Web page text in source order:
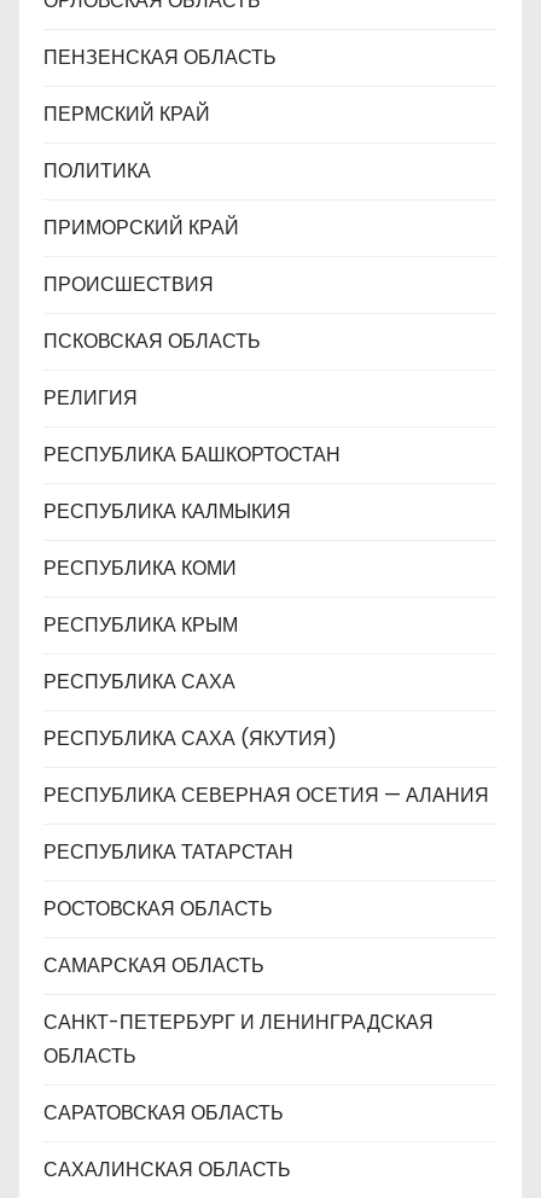
ПЕНЗЕНСКАЯ ОБЛАСТЬ
ПЕРМСКИЙ КРАЙ
ПОЛИТИКА
ПРИМОРСКИЙ КРАЙ
ПРОИСШЕСТВИЯ
ПСКОВСКАЯ ОБЛАСТЬ
РЕЛИГИЯ
РЕСПУБЛИКА БАШКОРТОСТАН
РЕСПУБЛИКА КАЛМЫКИЯ
РЕСПУБЛИКА КОМИ
РЕСПУБЛИКА КРЫМ
РЕСПУБЛИКА САХА
РЕСПУБЛИКА САХА (ЯКУТИЯ)
РЕСПУБЛИКА СЕВЕРНАЯ ОСЕТИЯ — АЛАНИЯ
РЕСПУБЛИКА ТАТАРСТАН
РОСТОВСКАЯ ОБЛАСТЬ
САМАРСКАЯ ОБЛАСТЬ
САНКТ-ПЕТЕРБУРГ И ЛЕНИНГРАДСКАЯ
ОБЛАСТЬ
САРАТОВСКАЯ ОБЛАСТЬ
САХАЛИНСКАЯ ОБЛАСТЬ